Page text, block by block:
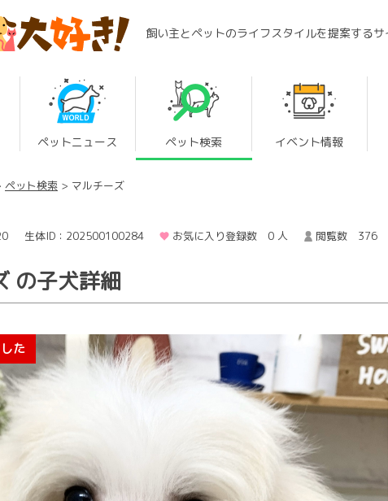
飼い主とペットのライフスタイルを提案するサ
ペットニュース ペット検索 イベント情報
ペット検索 マルチーズ
生体ID：202500100284 お気に入り登録数 0 人 閲覧数 376
の子犬詳細